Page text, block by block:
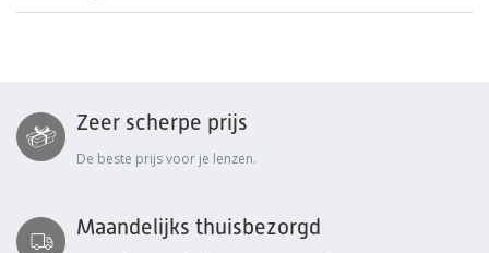
Zeer scherpe prijs
De beste prijs voor je lenzen.
Maandelijks thuisbezorgd